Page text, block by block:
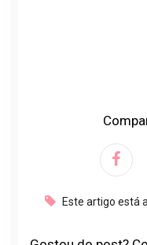
Este artigo está